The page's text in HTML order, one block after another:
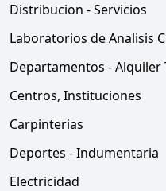
Distribucion - Servicios
Laboratorios de Analisis
Departamentos - Alquiler
Centros, Instituciones
Carpinterias
Deportes - Indumentaria
Electricidad